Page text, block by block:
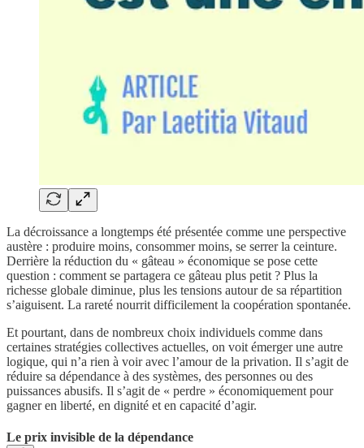
La décroissance a longtemps été présentée comme une perspective
austère : produire moins, consommer moins, se serrer la ceinture.
Derrière la réduction du « gâteau » économique se pose cette
question : comment se partagera ce gâteau plus petit ? Plus la
richesse globale diminue, plus les tensions autour de sa répartition
s’aiguisent. La rareté nourrit difficilement la coopération spontanée.
Et pourtant, dans de nombreux choix individuels comme dans
certaines stratégies collectives actuelles, on voit émerger une autre
logique, qui n’a rien à voir avec l’amour de la privation. Il s’agit de
réduire sa dépendance à des systèmes, des personnes ou des
puissances abusifs. Il s’agit de « perdre » économiquement pour
gagner en liberté, en dignité et en capacité d’agir.
Le prix invisible de la dépendance